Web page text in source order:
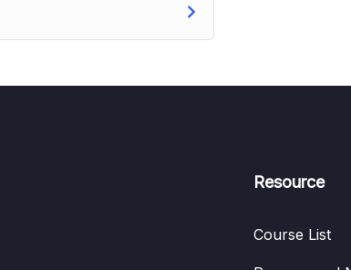
Resource
Course List